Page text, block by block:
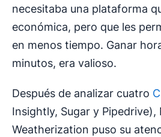
necesitaba una plataforma
económica, pero que les
en menos tiempo. Ganar
minutos, era valioso.
Después de analizar cuatro
Insightly, Sugar y
Weatherization puso su